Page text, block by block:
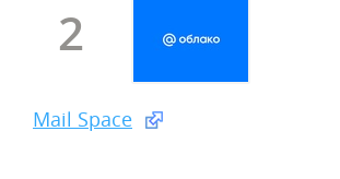
2
Mail Space